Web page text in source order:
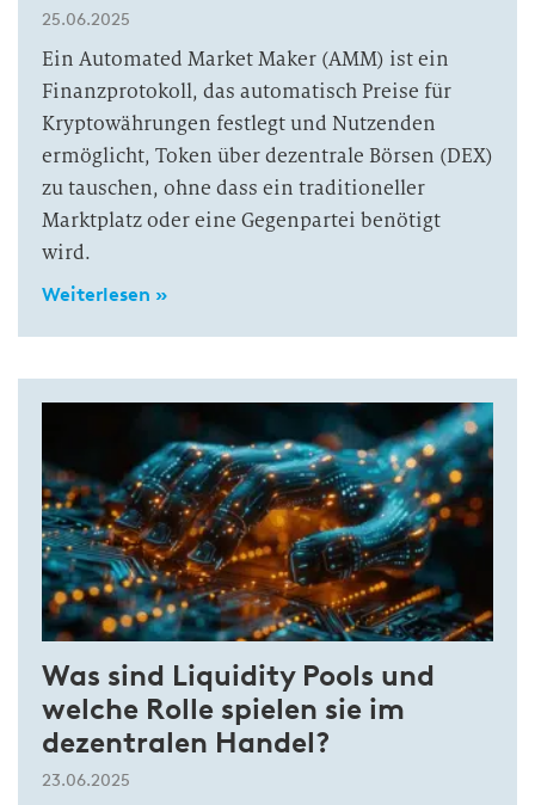
25.06.2025
Ein Automated Market Maker (AMM) ist ein
Finanzprotokoll, das automatisch Preise für
Kryptowährungen festlegt und Nutzenden
ermöglicht, Token über dezentrale Börsen (DEX)
zu tauschen, ohne dass ein traditioneller
Marktplatz oder eine Gegenpartei benötigt
wird.
Weiterlesen »
Was sind Liquidity Pools und
welche Rolle spielen sie im
dezentralen Handel?
23.06.2025